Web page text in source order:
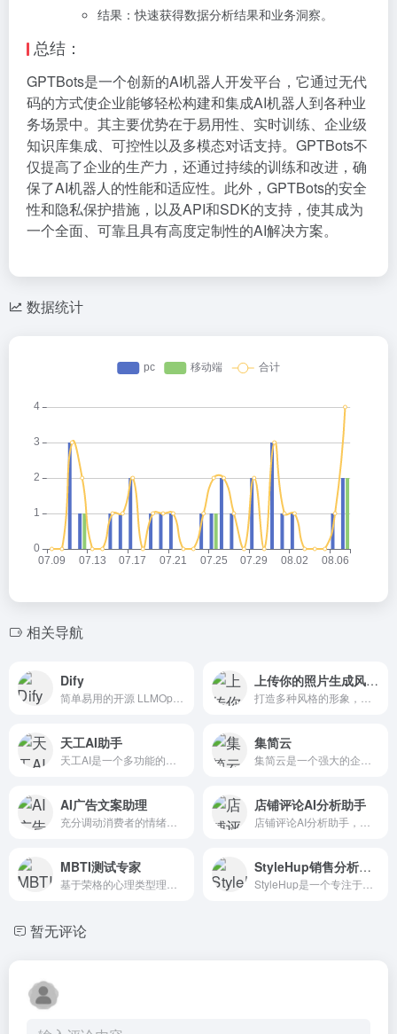
结果：快速获得数据分析结果和业务洞察。
总结：
GPTBots是一个创新的AI机器人开发平台，它通过无代
码的方式使企业能够轻松构建和集成AI机器人到各种业
务场景中。其主要优势在于易用性、实时训练、企业级
知识库集成、可控性以及多模态对话支持。GPTBots不
仅提高了企业的生产力，还通过持续的训练和改进，确
保了AI机器人的性能和适应性。此外，GPTBots的安全
性和隐私保护措施，以及API和SDK的支持，使其成为
一个全面、可靠且具有高度定制性的AI解决方案。
数据统计
相关导航
Dify 上传你的照片生成风格头像
天工AI助手 集简云
AI广告文案助理 店铺评论AI分析助手
MBTI测试专家 StyleHup销售分析助理
暂无评论